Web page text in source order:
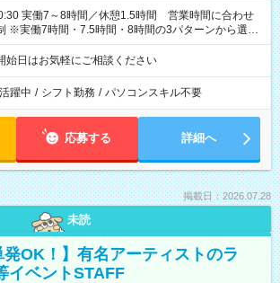
時間に合わせ
※実働7時間・7.5時間・8時間の3パターンから選択
日はお気軽にご相談ください
躍中 / シフト勤務 / パソコンスキル不要
応募する 詳細へ
掲載日：2026.07.28
未読
発OK！】有名アーティストのラ
イベントSTAFF